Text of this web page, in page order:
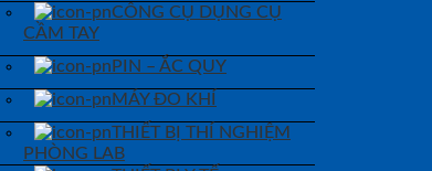
CÔNG CỤ DỤNG CỤ
CẦM TAY
PIN – ẮC QUY
MÁY ĐO KHÍ
THIẾT BỊ THÍ NGHIỆM
PHÒNG LAB